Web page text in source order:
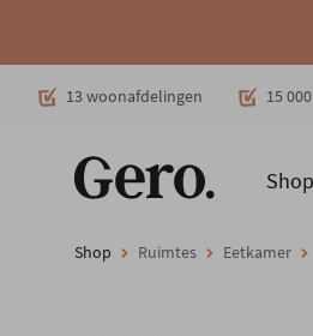
13 woonafdelingen 15
Shop
Promoties Producten
Shop Ruimtes Eetkamer